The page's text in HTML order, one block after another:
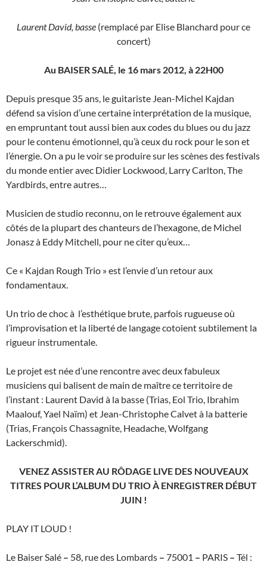
Laurent David, basse (remplacé par Elise Blanchard pour ce
concert)
Au BAISER SALÉ, le 16 mars 2012, à 22H00
Depuis presque 35 ans, le guitariste Jean-Michel Kajdan
défend sa vision d’une certaine interprétation de la musique,
en empruntant tout aussi bien aux codes du blues ou du jazz
pour le contenu émotionnel, qu’à ceux du rock pour le son et
l’énergie. On a pu le voir se produire sur les scènes des festivals
du monde entier avec Didier Lockwood, Larry Carlton, The
Yardbirds, entre autres…
Musicien de studio reconnu, on le retrouve également aux
côtés de la plupart des chanteurs de l’hexagone, de Michel
Jonasz à Eddy Mitchell, pour ne citer qu’eux…
Ce « Kajdan Rough Trio » est l’envie d’un retour aux
fondamentaux.
Un trio de choc à l’esthétique brute, parfois rugueuse où
l’improvisation et la liberté de langage cotoient subtilement la
rigueur instrumentale.
Le projet est née d’une rencontre avec deux fabuleux
musiciens qui balisent de main de maître ce territoire de
l’instant : Laurent David à la basse (Trias, Eol Trio, Ibrahim
Maalouf, Yael Naïm) et Jean-Christophe Calvet à la batterie
(Trias, François Chassagnite, Headache, Wolfgang
Lackerschmid).
VENEZ ASSISTER AU RÔDAGE LIVE DES NOUVEAUX
TITRES POUR L’ALBUM DU TRIO À ENREGISTRER DÉBUT
JUIN !
PLAY IT LOUD !
Le Baiser Salé – 58, rue des Lombards – 75001 – PARIS – Tél :